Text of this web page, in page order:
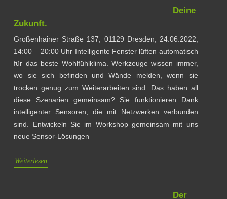
Deine
Zukunft.
Großenhainer Straße 137, 01129 Dresden, 24.06.2022,
14:00 – 20:00 Uhr Intelligente Fenster lüften automatisch
für das beste Wohlfühlklima. Werkzeuge wissen immer,
wo sie sich befinden und Wände melden, wenn sie
trocken genug zum Weiterarbeiten sind. Das haben all
diese Szenarien gemeinsam? Sie funktionieren Dank
intelligenter Sensoren, die mit Netzwerken verbunden
sind. Entwickeln Sie im Workshop gemeinsam mit uns
neue Sensor-Lösungen
Weiterlesen
Der